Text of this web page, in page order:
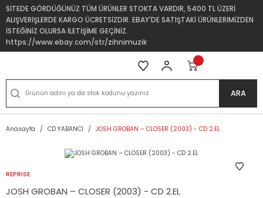
SİTEDE GÖRDÜĞÜNÜZ TÜM ÜRÜNLER STOKTA VARDIR, 5400 TL ÜZERİ
ALIŞVERİŞLERDE KARGO ÜCRETSİZDİR. EBAY'DE SATIŞTAKİ ÜRÜNLERİMİZDEN
İSTEĞİNİZ OLURSA İLETİŞİME GEÇİNİZ.
https://www.ebay.com/str/zihnimuzik
ARA
Anasayfa CD YABANCI JOSH GROBAN – CLOSER (2003) - CD 2.EL
REPRISE
JOSH GROBAN – CLOSER (2003) - CD 2.EL